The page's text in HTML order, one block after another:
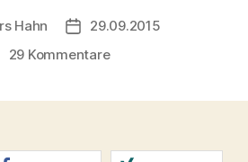
Hahn Beitragsdatum
29.09.2015
29 Kommentarezu
In